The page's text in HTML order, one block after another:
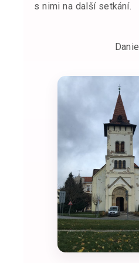
s nimi na další setkání.